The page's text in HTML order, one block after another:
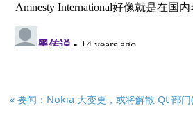
« 要闻：Nokia 大变更，或将解散 Qt 部门